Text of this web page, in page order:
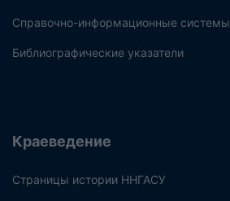
Справочно-информационные системы
Библиографические указатели
Краеведение
Страницы истории ННГАСУ